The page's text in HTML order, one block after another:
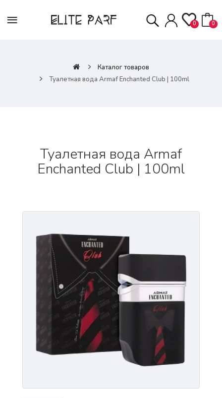
0 0
Каталог товаров
Туалетная вода Armaf Enchanted Club | 100ml
Туалетная вода Armaf
Enchanted Club | 100ml